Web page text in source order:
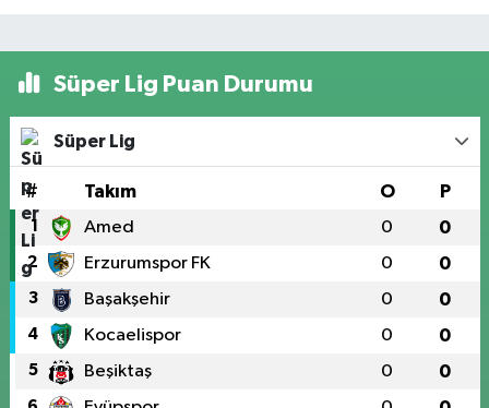
Süper Lig Puan Durumu
Süper Lig
# Takım O P
1 Amed 0 0
2 Erzurumspor FK 0 0
3 Başakşehir 0 0
4 Kocaelispor 0 0
5 Beşiktaş 0 0